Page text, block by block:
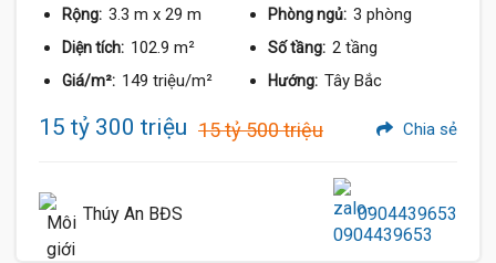
Rộng: 3.3 m x 29 m Phòng ngủ: 3 phòng
Diện tích: 102.9 m² Số tầng: 2 tầng
Giá/m²: 149 triệu/m² Hướng: Tây Bắc
15 tỷ 300 triệu 15 tỷ 500 triệu Chia sẻ
Thúy An BĐS 0904439653